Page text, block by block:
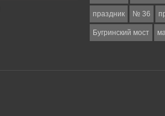
праздник № 36
Бугринский мост